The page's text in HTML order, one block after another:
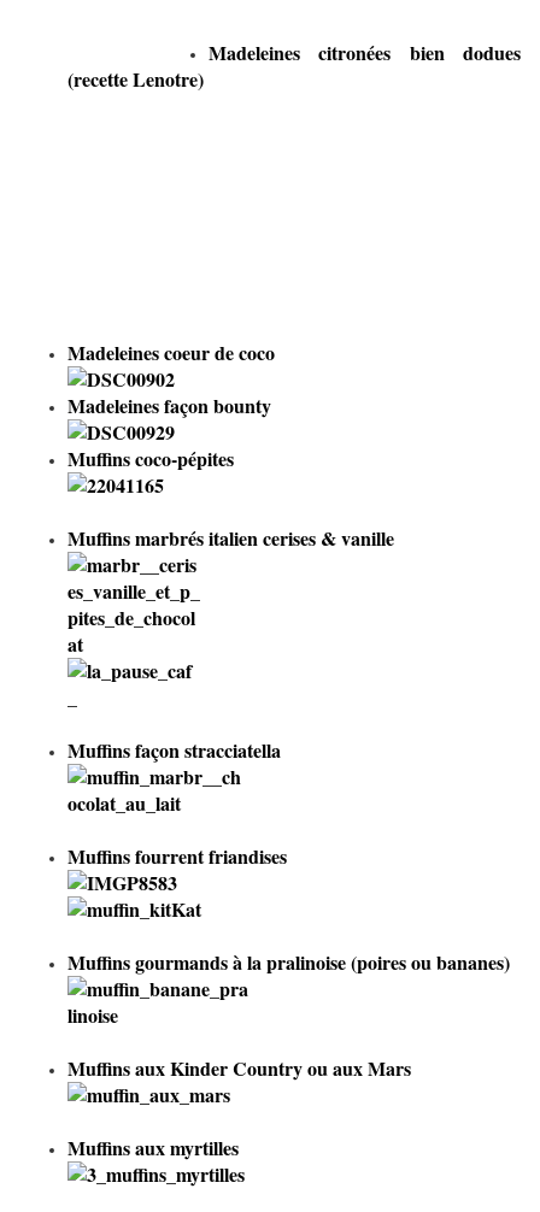
Madeleines citronées bien dodues
(recette Lenotre)
Madeleines coeur de coco
Madeleines façon bounty
Muffins coco-pépites
Muffins marbrés italien cerises & vanille
Muffins façon stracciatella
Muffins fourrent friandises
Muffins gourmands à la pralinoise(poires ou bananes)
Muffins aux Kinder Country ou aux Mars
Muffins aux myrtilles